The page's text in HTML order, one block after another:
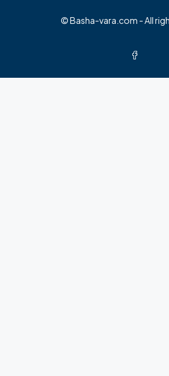
© Basha-vara.com - All